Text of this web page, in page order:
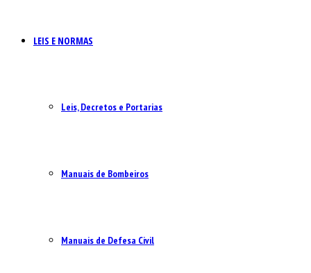
LEIS E NORMAS
Leis, Decretos e Portarias
Manuais de Bombeiros
Manuais de Defesa Civil